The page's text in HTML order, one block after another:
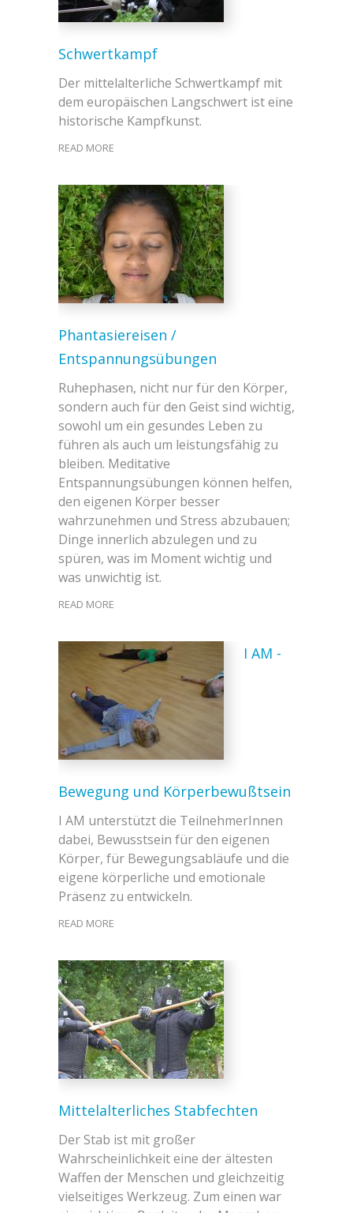
Schwertkampf
Der mittelalterliche Schwertkampf mit
dem europäischen Langschwert ist eine
historische Kampfkunst.
READ MORE
Phantasiereisen /
Entspannungsübungen
Ruhephasen, nicht nur für den Körper,
sondern auch für den Geist sind wichtig,
sowohl um ein gesundes Leben zu
führen als auch um leistungsfähig zu
bleiben. Meditative
Entspannungsübungen können helfen,
den eigenen Körper besser
wahrzunehmen und Stress abzubauen;
Dinge innerlich abzulegen und zu
spüren, was im Moment wichtig und
was unwichtig ist.
READ MORE
I AM -
Bewegung und Körperbewußtsein
I AM unterstützt die TeilnehmerInnen
dabei, Bewusstsein für den eigenen
Körper, für Bewegungsabläufe und die
eigene körperliche und emotionale
Präsenz zu entwickeln.
READ MORE
Mittelalterliches Stabfechten
Der Stab ist mit großer
Wahrscheinlichkeit eine der ältesten
Waffen der Menschen und gleichzeitig
vielseitiges Werkzeug. Zum einen war